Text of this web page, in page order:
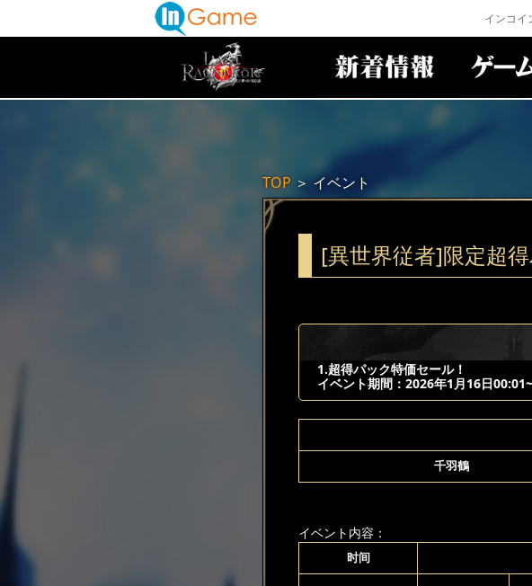
インコイ
TOP ＞ イベント
[異世界従者]限定超
1.超得パック特価セール！
イベント期間：2026年1月16日
千羽鶴
イベント内容：
时间